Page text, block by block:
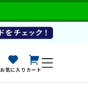
お気に入り カート